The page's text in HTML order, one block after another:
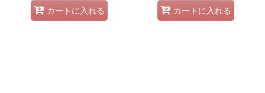
カートに入れる カートに入れる